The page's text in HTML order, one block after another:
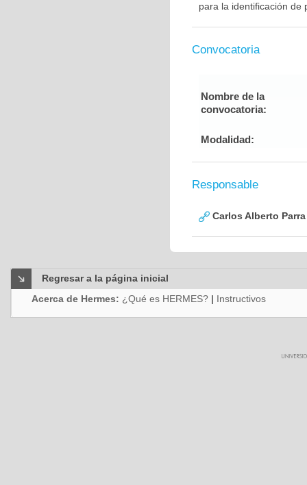
para la identificación de
Convocatoria
Nombre de la
convocatoria:
Modalidad:
Responsable
Carlos Alberto
Regresar a la página inicial
Acerca de Hermes: ¿Qué es HERMES? | Instructivos